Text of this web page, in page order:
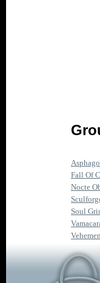
Fall Of
Nocte
Soul